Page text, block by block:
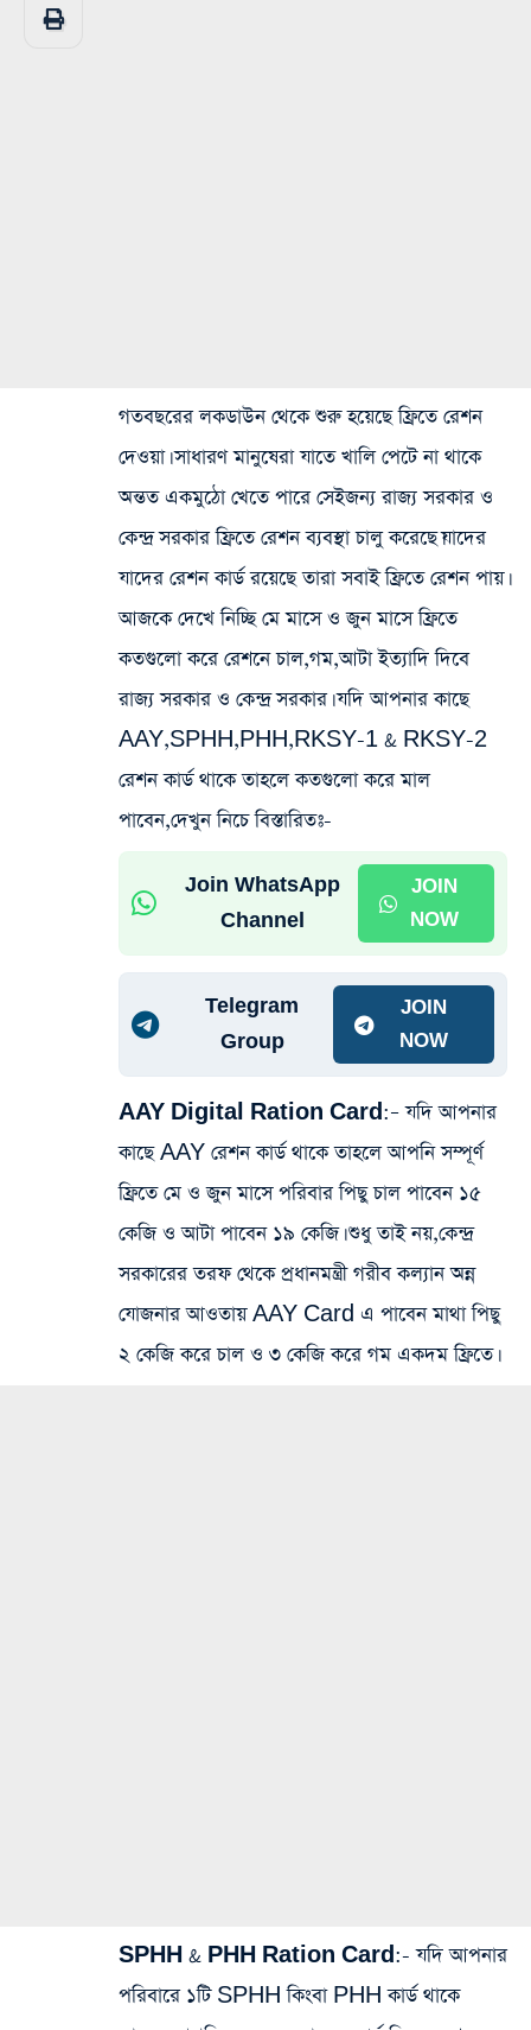
গতবছরের লকডাউন থেকে শুরু হয়েছে ফ্রিতে রেশন
দেওয়া। সাধারণ মানুষেরা যাতে খালি পেটে না থাকে
অন্তত একমুঠো খেতে পারে সেইজন্য রাজ্য সরকার ও
কেন্দ্র সরকার ফ্রিতে রেশন ব্যবস্থা চালু করেছে।যাদের
যাদের রেশন কার্ড রয়েছে তারা সবাই ফ্রিতে রেশন পায়।
আজকে দেখে নিচ্ছি মে মাসে ও জুন মাসে ফ্রিতে
কতগুলো করে রেশনে চাল,গম,আটা ইত্যাদি দিবে
রাজ্য সরকার ও কেন্দ্র সরকার। যদি আপনার কাছে
AAY,SPHH,PHH,RKSY-1 & RKSY-2
রেশন কার্ড থাকে তাহলে কতগুলো করে মাল
পাবেন,দেখুন নিচে বিস্তারিতঃ-
Join WhatsApp
Channel
JOIN
NOW
Telegram
Group
JOIN
NOW
AAY Digital Ration Card:– যদি আপনার
কাছে AAY রেশন কার্ড থাকে তাহলে আপনি সম্পূর্ণ
ফ্রিতে মে ও জুন মাসে পরিবার পিছু চাল পাবেন ১৫
কেজি ও আটা পাবেন ১৯ কেজি। শুধু তাই নয়,কেন্দ্র
সরকারের তরফ থেকে প্রধানমন্ত্রী গরীব কল্যান অন্ন
যোজনার আওতায় AAY Card এ পাবেন মাথা পিছু
২ কেজি করে চাল ও ৩ কেজি করে গম একদম ফ্রিতে।
SPHH & PHH Ration Card:- যদি আপনার
পরিবারে ১টি SPHH কিংবা PHH কার্ড থাকে